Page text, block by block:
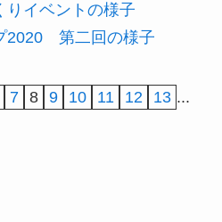
りイベントの様子
2020 第二回の様子
7 8 9 10 11 12 13 ...